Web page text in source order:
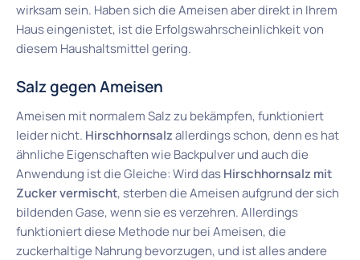
wirksam sein. Haben sich die Ameisen aber direkt in Ihrem
Haus eingenistet, ist die Erfolgswahrscheinlichkeit von
diesem Haushaltsmittel gering.
Salz gegen Ameisen
Ameisen mit normalem Salz zu bekämpfen, funktioniert
leider nicht. Hirschhornsalzallerdings schon, denn es hat
ähnliche Eigenschaften wie Backpulver und auch die
Anwendung ist die Gleiche: Wird dasHirschhornsalz mit
Zucker vermischt, sterben die Ameisen aufgrund der sich
bildenden Gase, wenn sie es verzehren. Allerdings
funktioniert diese Methode nur bei Ameisen, die
zuckerhaltige Nahrung bevorzugen, und ist alles andere